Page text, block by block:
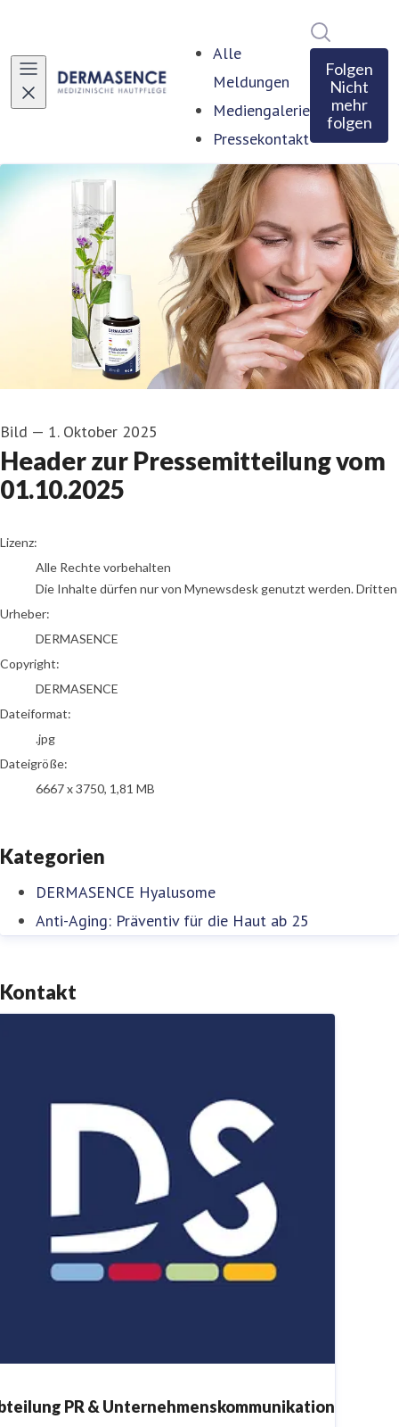
Alle
Meldungen
Mediengalerie
Pressekontakt
Folgen
Nicht
mehr
folgen
Bild — 1. Oktober 2025
Header zur Pressemitteilung vom
01.10.2025
DERMASENCE
Lizenz:
Alle Rechte vorbehalten
Die Inhalte dürfen nur von Mynewsdesk genutzt werden.
Urheber:
DERMASENCE
Copyright:
DERMASENCE
Dateiformat:
.jpg
Dateigröße:
6667 x 3750, 1,81 MB
Kategorien
DERMASENCE Hyalusome
Anti-Aging: Präventiv für die Haut ab 25
Kontakt
PR & Unternehmenskommunikation